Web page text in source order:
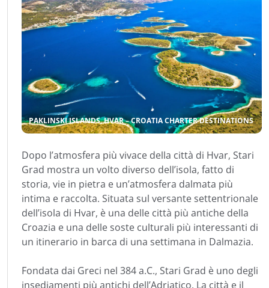
PAKLINSKI ISLANDS, HVAR – CROATIA CHARTER DESTINATIONS
Dopo l’atmosfera più vivace della città di Hvar, Stari
Grad mostra un volto diverso dell’isola, fatto di
storia, vie in pietra e un’atmosfera dalmata più
intima e raccolta. Situata sul versante settentrionale
dell’isola di Hvar, è una delle città più antiche della
Croazia e una delle soste culturali più interessanti di
un itinerario in barca di una settimana in Dalmazia.
Fondata dai Greci nel 384 a.C., Stari Grad è uno degli
insediamenti più antichi dell’Adriatico. La città e il